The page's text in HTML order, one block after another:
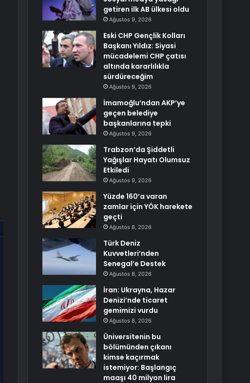
getiren ilk AB ülkesi oldu
Ağustos 9, 2026
Eski CHP Gençlik Kolları
Başkanı Yıldız: Siyasi
mücadelemi CHP çatısı
altında kararlılıkla
sürdüreceğim
Ağustos 9, 2026
İmamoğlu’ndan AKP’ye
geçen belediye
başkanlarına tepki
Ağustos 9, 2026
Trabzon’da Şiddetli
Yağışlar Hayatı Olumsuz
Etkiledi
Ağustos 9, 2026
Yüzde 160’a varan
zamlar için YÖK harekete
geçti
Ağustos 8, 2026
Türk Deniz
Kuvvetleri’nden
Senegal’e Destek
Ağustos 8, 2026
İran: Ukrayna, Hazar
Denizi’nde ticaret
gemimizi vurdu
Ağustos 8, 2026
Üniversitenin bu
bölümünden çıkanı
kimse kaçırmak
istemiyor: Başlangıç
maaşı 40 milyon lira